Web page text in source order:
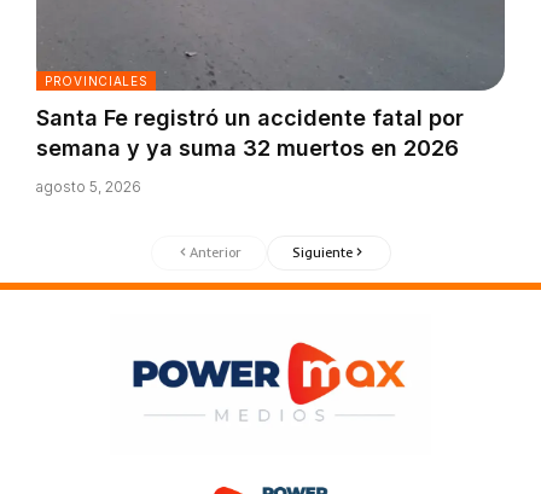
PROVINCIALES
Santa Fe registró un accidente fatal por
semana y ya suma 32 muertos en 2026
agosto 5, 2026
Anterior Siguiente